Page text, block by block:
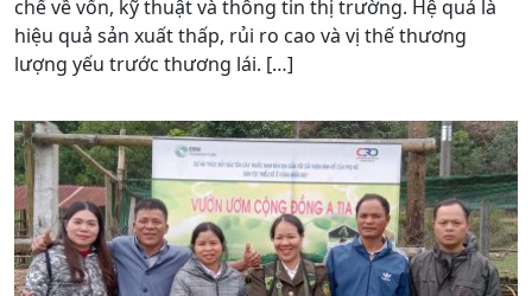
chế về vốn, kỹ thuật và thông tin thị trường. Hệ quả là
hiệu quả sản xuất thấp, rủi ro cao và vị thế thương
lượng yếu trước thương lái. […]